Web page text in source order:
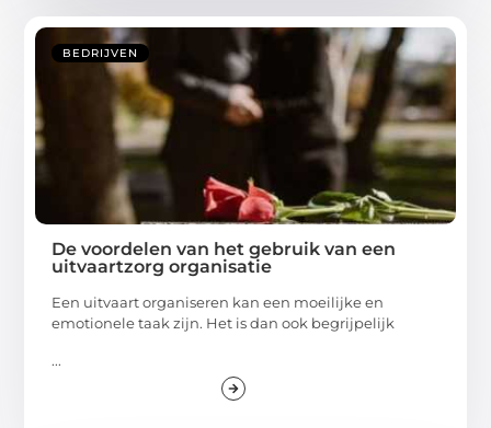
BEDRIJVEN
De voordelen van het gebruik van een
uitvaartzorg organisatie
Een uitvaart organiseren kan een moeilijke en
emotionele taak zijn. Het is dan ook begrijpelijk
...